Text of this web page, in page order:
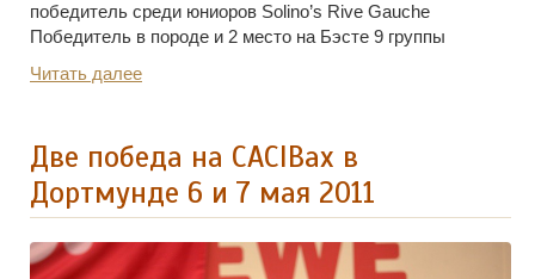
победитель среди юниоров Solino’s Rive Gauche
Победитель в породе и 2 место на Бэсте 9 группы
Читать далее
Две победа на CACIBах в
Дортмунде 6 и 7 мая 2011